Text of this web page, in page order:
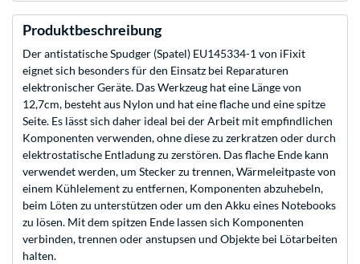
Produktbeschreibung
Der antistatische Spudger (Spatel) EU145334-1 von iFixit
eignet sich besonders für den Einsatz bei Reparaturen
elektronischer Geräte. Das Werkzeug hat eine Länge von
12,7cm, besteht aus Nylon und hat eine flache und eine spitze
Seite. Es lässt sich daher ideal bei der Arbeit mit empfindlichen
Komponenten verwenden, ohne diese zu zerkratzen oder durch
elektrostatische Entladung zu zerstören. Das flache Ende kann
verwendet werden, um Stecker zu trennen, Wärmeleitpaste von
einem Kühlelement zu entfernen, Komponenten abzuhebeln,
beim Löten zu unterstützen oder um den Akku eines Notebooks
zu lösen. Mit dem spitzen Ende lassen sich Komponenten
verbinden, trennen oder anstupsen und Objekte bei Lötarbeiten
halten.